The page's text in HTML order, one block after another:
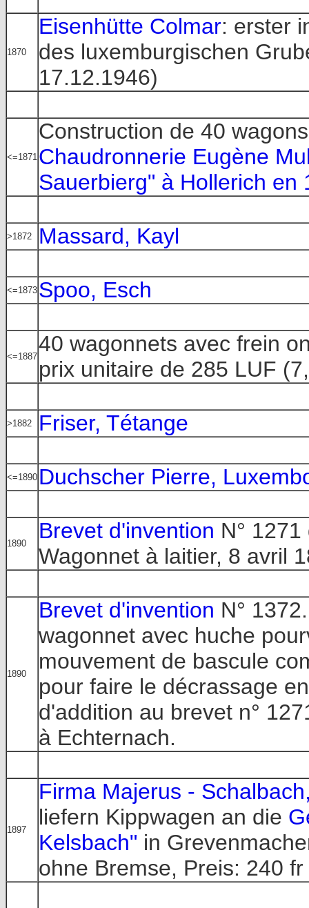
1870
Eisenhütte Colmar: erster
des luxemburgischen
17.12.1946)
<=1871
Construction de 40
Chaudronnerie Eugène
Sauerbierg" à Hollerich en
>1872 Massard, Kayl
<=1873 Spoo, Esch
<=1887
40 wagonnets avec frein
prix unitaire de 285 LUF
>1882 Friser, Tétange
<=1890 Duchscher Pierre,
1890
Brevet d'invention N°
Wagonnet à laitier, 8 avril
1890
Brevet d'invention N°
wagonnet avec huche
mouvement de bascule
pour faire le décrassage
d'addition au brevet n°
à Echternach.
1897
Firma Majerus -
liefern Kippwagen an die
Kelsbach" in
ohne Bremse, Preis: 240